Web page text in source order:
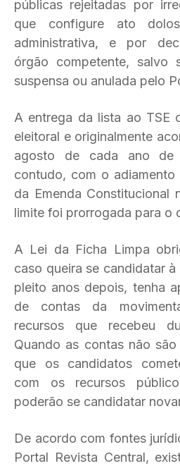
públicas rejeitadas por
que configure ato
administrativa, e por
órgão competente, salvo
suspensa ou anulada pelo
A entrega da lista ao TSE
eleitoral e originalmente
agosto de cada ano de
contudo, com o
da Emenda Constitucional
limite foi prorrogada para o
A Lei da Ficha Limpa
caso queira se candidatar
pleito anos depois, tenha
de contas da
recursos que recebeu
Quando as contas não
que os candidatos
com os recursos
poderão se candidatar
De acordo com fontes
Portal Revista Central,